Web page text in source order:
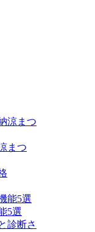
まつ
5選